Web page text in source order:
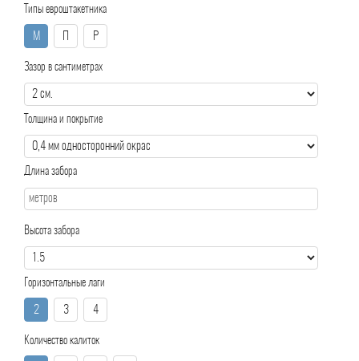
Типы евроштакетника
М Р
Зазор в сантиметрах
Толщина и покрытие
Длина забора
Высота забора
Горизонтальные лаги
2 3 4
Количество калиток